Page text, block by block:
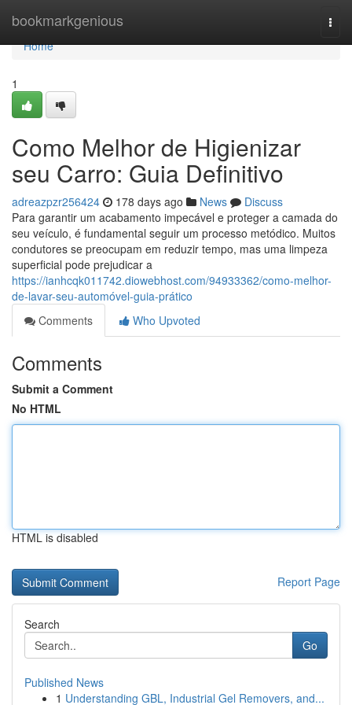
bookmarkgenious
Home
Home
1
Como Melhor de Higienizar
seu Carro: Guia Definitivo
adreazpzr256424 178 days ago News
Discuss
Para garantir um acabamento impecável e proteger a camada do
seu veículo, é fundamental seguir um processo metódico. Muitos
condutores se preocupam em reduzir tempo, mas uma limpeza
superficial pode prejudicar a
https://ianhcqk011742.diowebhost.com/94933362/como-melhor-
de-lavar-seu-automóvel-guia-prático
Comments
Who Upvoted
Comments
Submit a Comment
No HTML
HTML is disabled
Report Page
Search
Go
Published News
1 Understanding GBL, Industrial Gel Removers, and...